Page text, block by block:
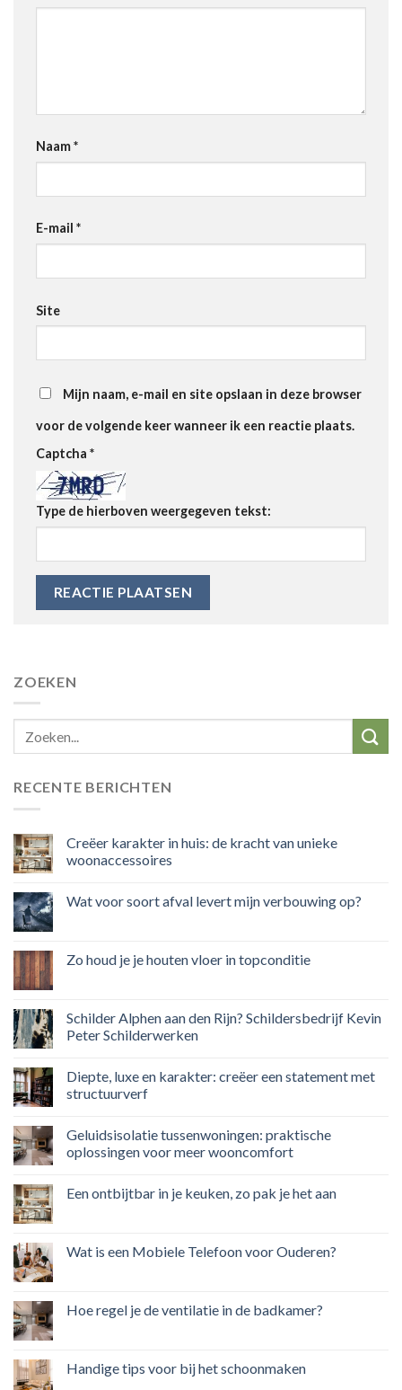
ZOEKEN
RECENTE BERICHTEN
Creëer karakter in huis: de kracht van unieke
woonaccessoires
Wat voor soort afval levert mijn verbouwing op?
Zo houd je je houten vloer in topconditie
Schilder Alphen aan den Rijn? Schildersbedrijf Kevin
Peter Schilderwerken
Diepte, luxe en karakter: creëer een statement met
structuurverf
Geluidsisolatie tussenwoningen: praktische
oplossingen voor meer wooncomfort
Een ontbijtbar in je keuken, zo pak je het aan
Wat is een Mobiele Telefoon voor Ouderen?
Hoe regel je de ventilatie in de badkamer?
Handige tips voor bij het schoonmaken
Naam*
E-mail *
Site
Mijn naam, e-mail en site opslaan in deze browser
voor de volgende keer wanneer ik een reactie plaats.
Captcha *
Type de hierboven weergegeven tekst: